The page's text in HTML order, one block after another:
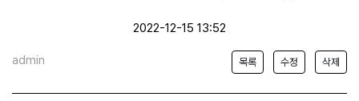
2022-12-15 13:52
admin 목록 수정 삭제